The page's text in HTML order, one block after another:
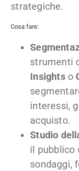
strategiche.
Cosa fare:
strumenti
Insightso
interessi,
acquisto.
Studio
il pubblico
sondaggi,